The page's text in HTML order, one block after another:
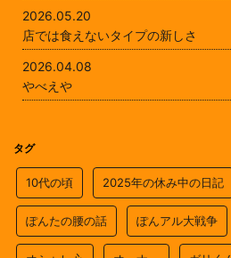
2026.05.20
店では食えないタイプの新しさ
2026.04.08
やべえや
タグ
10代の頃 2025年の休み中の日記
ぽんたの腰の話 ぽんアル大戦争